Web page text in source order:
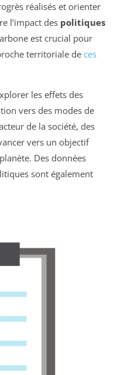
réalisés et orienter
l’impact des politiques
est crucial pour
territoriale de ces
les effets des
vers des modes de
de la société, des
vers un objectif
Des données
sont également